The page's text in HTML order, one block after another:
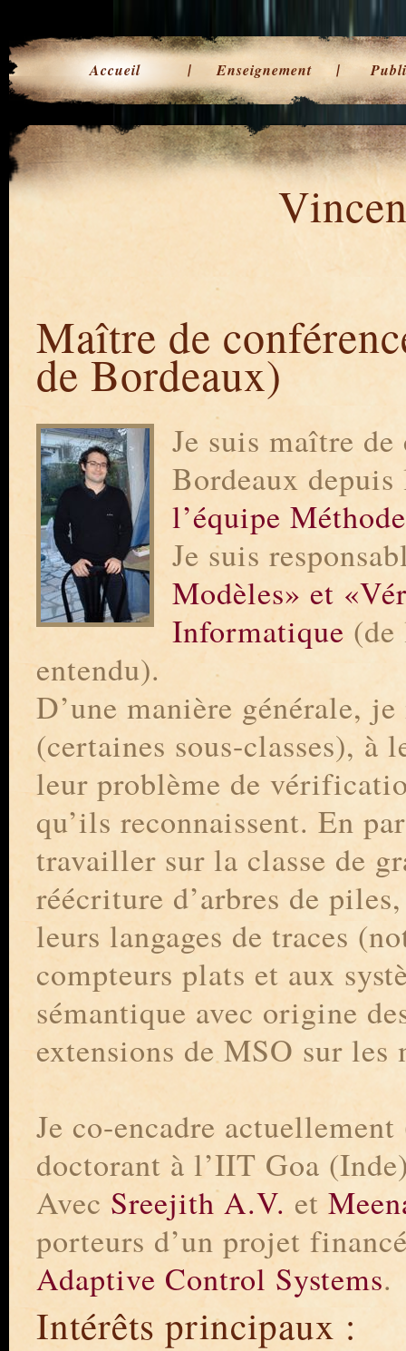
Accueil Enseignement
Maître de
de Bordeaux)
Je suis maître
Bordeaux
l’équipe
Je suis
Modèles» et
Informatique (de
entendu).
D’une manière générale,
(certaines sous-classes), à
leur problème de
qu’ils reconnaissent. En
travailler sur la classe de
réécriture d’arbres de
leurs langages de traces
compteurs plats et aux
sémantique avec origine
extensions de MSO sur
Je co-encadre
doctorant à l’IIT Goa
Avec Sreejith A.V. et
porteurs d’un projet
Adaptive Control Systems.
Intérêts principaux :